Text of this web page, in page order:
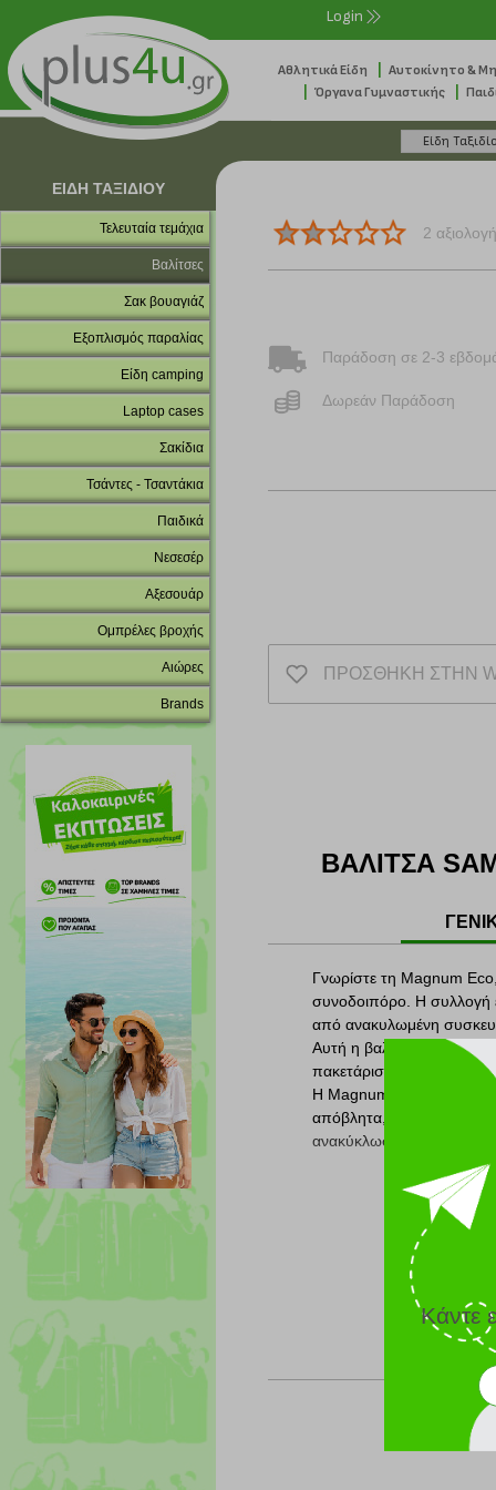
Login
Αθλητικά Είδη Αυτοκίνητο &
Όργανα Γυμναστικής
ΕΙΔΗ ΤΑΞΙΔΙΟΥ
Τελευταία τεμάχια
Βαλίτσες
Σακ βουαγιάζ
Εξοπλισμός παραλίας
Είδη camping
Laptop cases
Σακίδια
Τσάντες - Τσαντάκια
Παιδικά
Νεσεσέρ
Αξεσουάρ
Ομπρέλες βροχής
Αιώρες
Brands
2
Παράδοση σε 2-3
Δωρεάν Παράδοση
ΠΡΟΣΘΗΚΗ ΣΤΗΝ
ΒΑΛΙΤΣΑ
Γνωρίστε τη Magnum
συνοδοιπόρο. Η συλλογή
από ανακυλωμένη
Αυτή η βαλίτσα που
πακετάρισμα, βρίσκεται
Η Magnum Eco είναι η
απόβλητα, μέσω της
ανακύκλωσης 483
Company info
ιδρύθηκε
στις μοντέρνες
Διάσημη για τις
της με μια σειρά
Η Samsonite καλύπτει
προϊόντων και
Με το βλέμμα πάντα
Κάντε